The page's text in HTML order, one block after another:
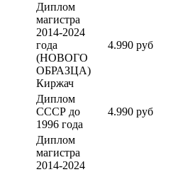
Диплом
магистра
2014-2024
года
(НОВОГО
ОБРАЗЦА)
Киржач
4.990 руб
Диплом
СССР до
1996 года
4.990 руб
Диплом
магистра
2014-2024